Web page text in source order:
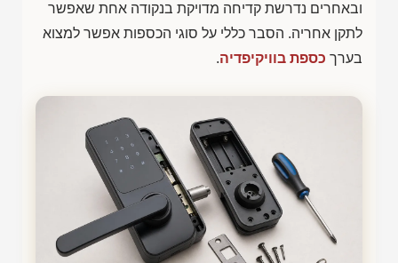
ובאחרים נדרשת קדיחה מדויקת בנקודה אחת שאפשר
לתקן אחריה. הסבר כללי על סוגי הכספות אפשר למצוא
בערך כספת בוויקיפדיה.